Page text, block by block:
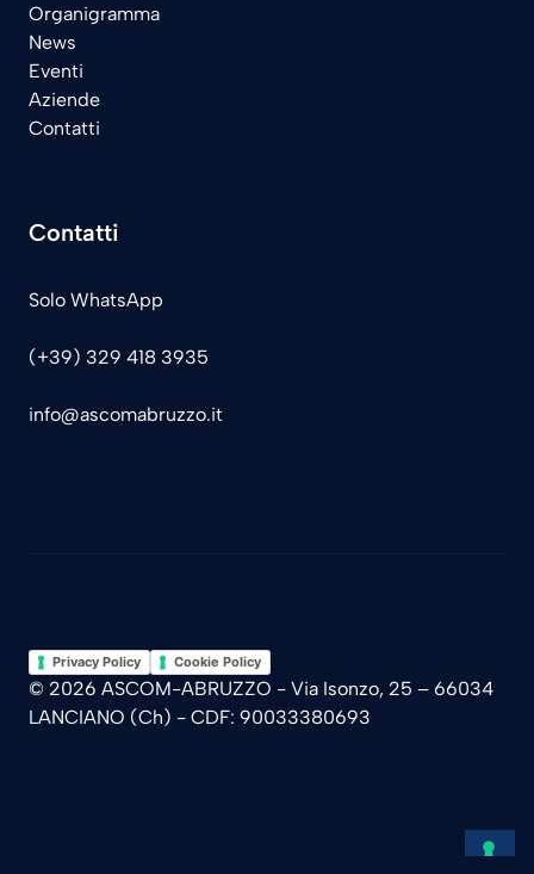
Organigramma
News
Eventi
Aziende
Contatti
Contatti
Solo WhatsApp
(+39) 329 418 3935
info@ascomabruzzo.it
© 2026 ASCOM-ABRUZZO - Via Isonzo, 25 – 66034
LANCIANO (Ch) - CDF: 90033380693
Privacy Policy Cookie Policy